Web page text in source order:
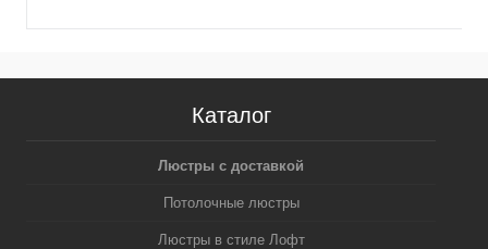
Каталог
Люстры с доставкой
Потолочные люстры
Люстры в стиле Лофт